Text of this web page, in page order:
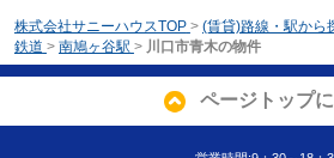
株式会社サニーハウスTOP > (賃貸)路線・駅から
鉄道 > 南鳩ヶ谷駅 > 川口市青木の物件
ページトップ